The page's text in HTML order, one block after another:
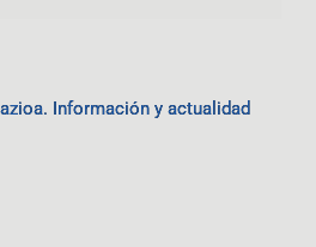
Información y actualidad